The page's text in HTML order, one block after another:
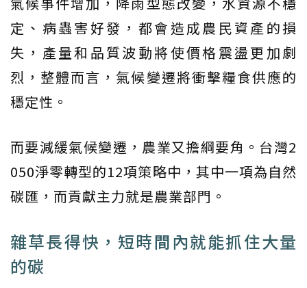
定、病蟲害好發，都會造成農民資產的損
失，產量和品質波動將使價格震盪更加劇
烈，整體而言，氣候變遷將衝擊糧食供應的
穩定性。
而要減緩氣候變遷，農業又擔綱要角。台灣2
050淨零轉型的12項策略中，其中一項為自然
碳匯，而貢獻主力就是農業部門。
雜草長得快，短時間內就能抓住大量
的碳